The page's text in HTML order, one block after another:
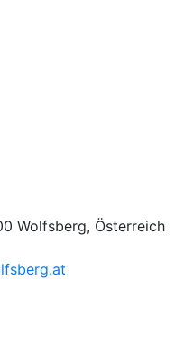
Wolfsberg, Österreich